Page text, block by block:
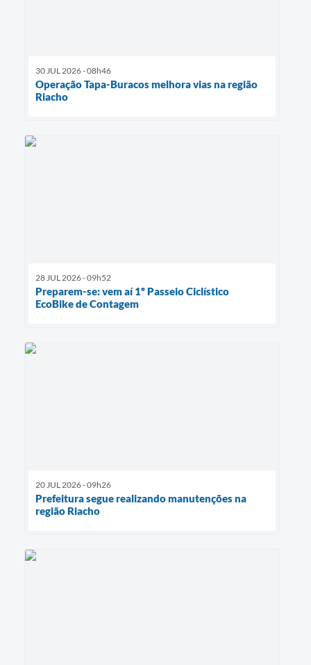
30 JUL 2026 - 08h46
Operação Tapa-Buracos melhora vias na região
Riacho
28 JUL 2026 - 09h52
Preparem-se: vem aí 1º Passeio Ciclístico
EcoBike de Contagem
20 JUL 2026 - 09h26
Prefeitura segue realizando manutenções na
região Riacho